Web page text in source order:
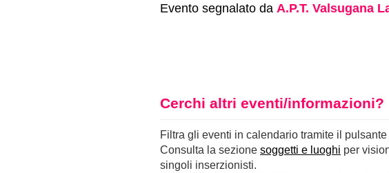
Evento segnalato da A.P.T. Valsugana
Cerchi altri eventi/informazioni?
Filtra gli eventi in calendario tramite il pulsante
Consulta la sezione soggetti e luoghi per
singoli inserzionisti.